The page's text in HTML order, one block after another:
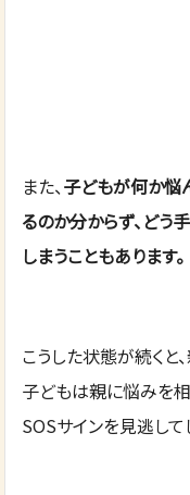
また、子どもが何か悩
るのか分からず、どう
しまうこともあります。
こうした状態が続くと
子どもは親に悩みを
SOSサインを見逃して